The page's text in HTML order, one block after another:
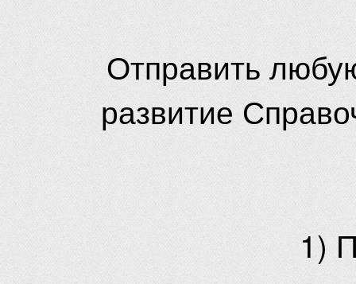
Отправить
развитие
1)